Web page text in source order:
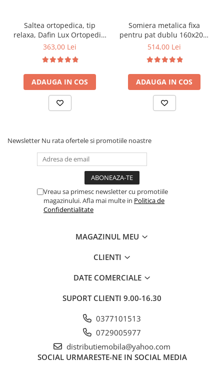
Saltea ortopedica, tip
relaxa, Dafin Lux Ortopedic,
90x200x21cm, fermitate
tip Bonell, fata vara-iarna,
sistem de aerisire cu
butoni, Salt Confort
363,00 Lei
ADAUGA IN COS
Somiera metalica fixa
pentru pat dublu 160x200,
6 picioare, 32 lamele lemn
saltea ferm, negru
514,00 Lei
ADAUGA IN COS
Newsletter Nu rata ofertele si promotiile noastre
Vreau sa primesc newsletter cu promotiile
magazinului. Afla mai multe in Politica de
Confidentialitate
MAGAZINUL MEU
CLIENTI
DATE COMERCIALE
SUPORT CLIENTI 9.00-16.30
0377101513
0729005977
distributiemobila@yahoo.com
SOCIAL URMARESTE-NE IN SOCIAL MEDIA